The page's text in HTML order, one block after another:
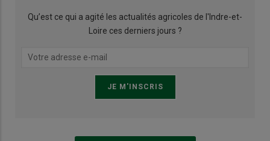
Qu’est ce qui a agité les actualités agricoles de l'Indre-et-
Loire ces derniers jours ?